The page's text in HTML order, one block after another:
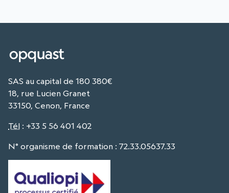
SAS au capital de 180 380€
18, rue Lucien Granet
33150, Cenon, France
Tél : +33 5 56 401 402
N° organisme de formation : 72.33.05637.33